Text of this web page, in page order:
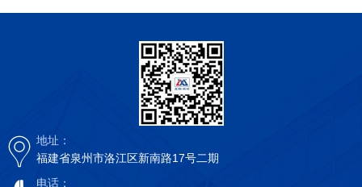
地址：
福建省泉州市洛江区新南路17号二期
电话：